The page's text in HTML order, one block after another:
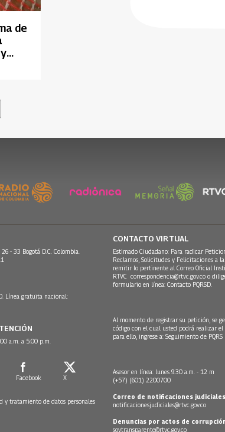
de
- 33 Bogotá D.C. Colombia.
Línea gratuita nacional:
a.m. a 5:00 p.m.
Facebook X
y tratamiento de datos personales
CONTACTO VIRTUAL
Estimado Ciudadano: Para radicar
Reclamos, Solicitudes y Felicitaciones a
remitir lo pertinente al Correo Oficial
RTVC correspondencia@rtvc.gov.co o
formulario en línea: Contacto PQRSD.
Al momento de registrar su petición, se
código con el cual usted podrá realizar el
para ello, ingrese a: Seguimiento de PQRS
Asesor en línea: lunes 9:30 a.m. - 12 m
(+57) (601) 2200700
Correo de notificaciones
notificacionesjudiciales@rtvc.gov.co
Denuncias por actos de
soytransparente@rtvc.gov.co